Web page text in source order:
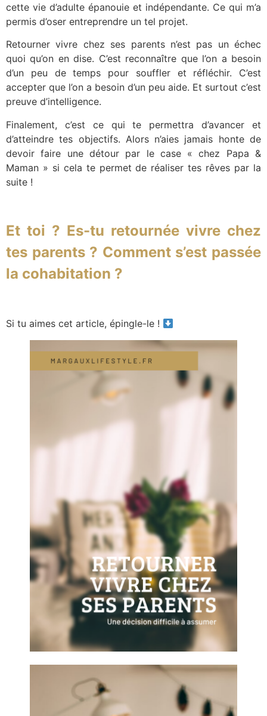
cette vie d’adulte épanouie et indépendante. Ce qui m’a
permis d’oser entreprendre un tel projet.
Retourner vivre chez ses parents n’est pas un échec
quoi qu’on en dise. C’est reconnaître que l’on a besoin
d’un peu de temps pour souffler et réfléchir. C’est
accepter que l’on a besoin d’un peu aide. Et surtout c’est
preuve d’intelligence.
Finalement, c’est ce qui te permettra d’avancer et
d’atteindre tes objectifs. Alors n’aies jamais honte de
devoir faire une détour par le case « chez Papa &
Maman » si cela te permet de réaliser tes rêves par la
suite !
Et toi ? Es-tu retournée vivre chez
tes parents ? Comment s’est passée
la cohabitation ?
Si tu aimes cet article, épingle-le !